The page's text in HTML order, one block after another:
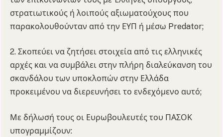
στρατιωτικούς ή λοιπούς αξιωματούχους που
παρακολουθούνταν από την ΕΥΠ ή μέσω Predator;
2. Σκοπεύει να ζητήσει στοιχεία από τις ελληνικές
αρχές και να συμβάλει στην πλήρη διαλεύκανση του
σκανδάλου των υποκλοπών στην Ελλάδα
προκειμένου να διερευνήσει το ενδεχόμενο αυτό;
Με δήλωσή τους οι Ευρωβουλευτές του ΠΑΣΟΚ
υπογραμμίζουν: